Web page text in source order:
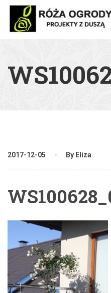
2017-12-05 By Eliza